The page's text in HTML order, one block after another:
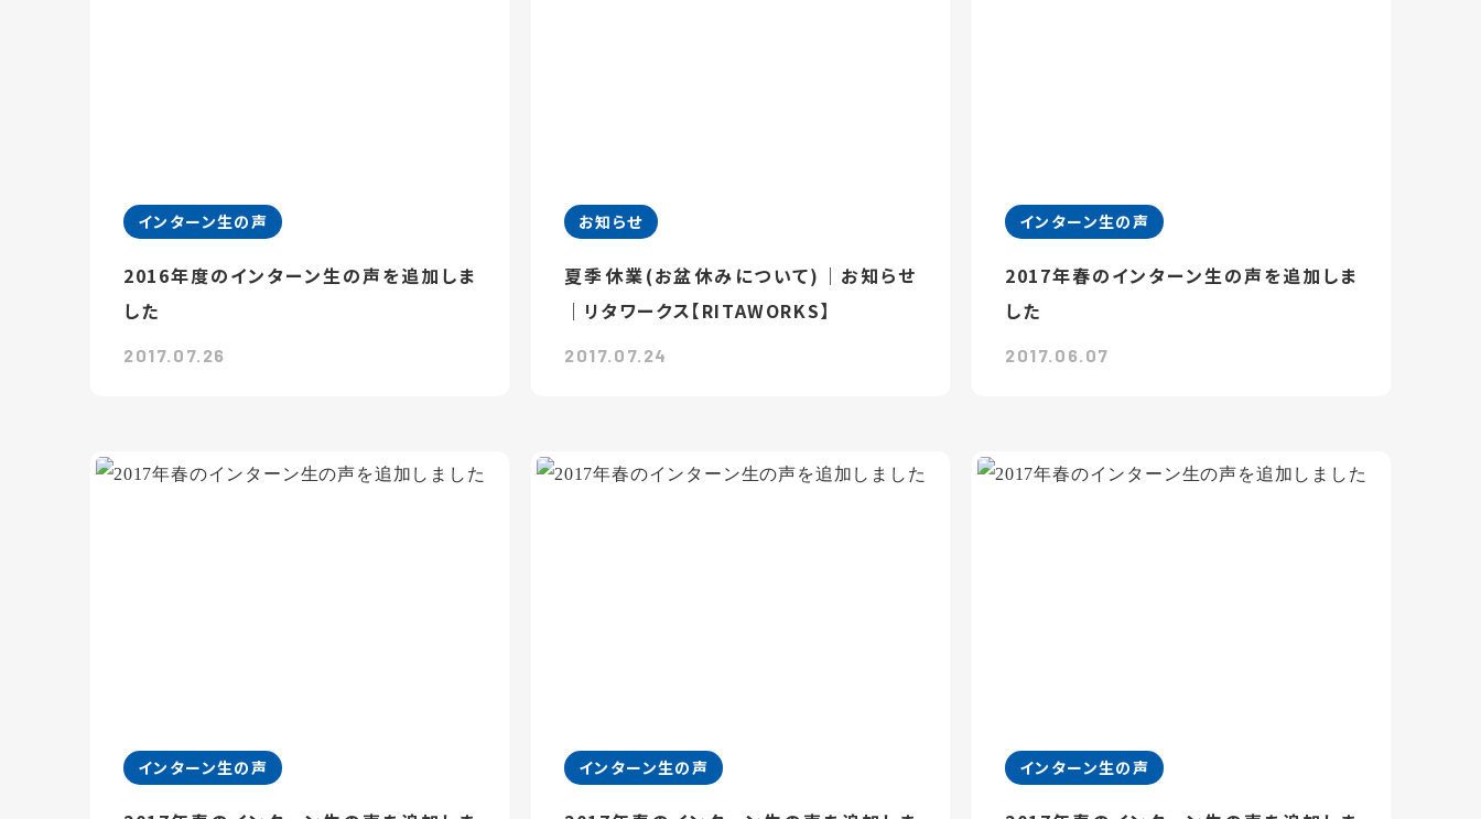
インターン生の声
2016年度のインターン生の声を追加しま
した
2017.07.26
お知らせ
夏季休業(お盆休みについて)｜お知らせ
｜リタワークス【RITAWORKS】
2017.07.24
インターン生の声
2017年春のインターン生の声を追加しま
した
2017.06.07
インターン生の声 インターン生の声 インターン生の声